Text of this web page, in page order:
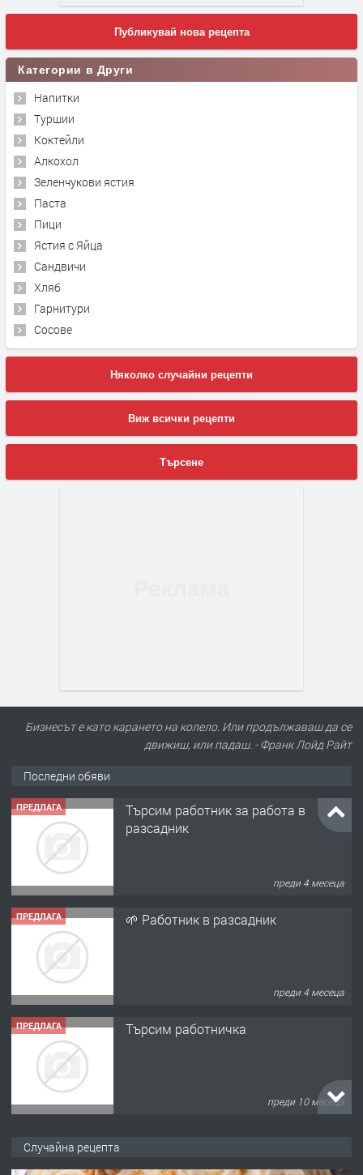
Публикувай нова рецепта
Категории в Други
Напитки
Туршии
Коктейли
Алкохол
Зеленчукови ястия
Паста
Пици
Ястия с Яйца
Сандвичи
Хляб
Гарнитури
Сосове
Няколко случайни рецепти
Виж всички рецепти
Търсене
Бизнесът е като карането на колело. Или продължаваш да се
движиш, или падаш. - Франк Лойд Райт
Последни обяви
ПРЕДЛАГА
Търсим работник за работа в
разсадник
преди 4 месеца
ПРЕДЛАГА 🌱 Работник в разсадник
преди 4 месеца
ПРЕДЛАГА Търсим работничка
преди 10 месеца
Случайна рецепта